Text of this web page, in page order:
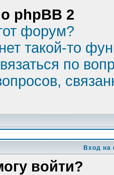
phpBB 2
форум?
такой-то
по
Вход на
войти?